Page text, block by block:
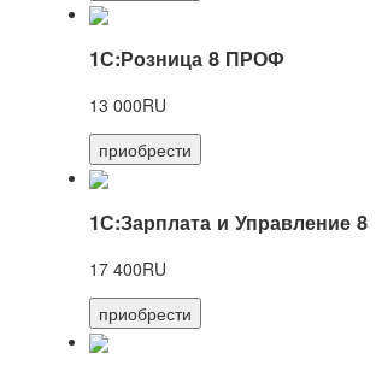
1С:Розница 8 ПРОФ
13 000RU
приобрести
1С:Зарплата и Управление 8
17 400RU
приобрести